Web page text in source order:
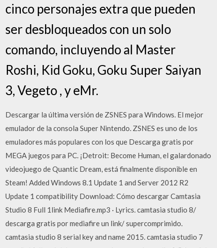
cinco personajes extra que pueden
ser desbloqueados con un solo
comando, incluyendo al Master
Roshi, Kid Goku, Goku Super Saiyan
3, Vegeto , y eMr.
Descargar la última versión de ZSNES para Windows. El mejor
emulador de la consola Super Nintendo. ZSNES es uno de los
emuladores más populares con los que Descarga gratis por
MEGA juegos para PC. ¡Detroit: Become Human, el galardonado
videojuego de Quantic Dream, está finalmente disponible en
Steam! Added Windows 8.1 Update 1 and Server 2012 R2
Update 1 compatibility Download: Cómo descargar Camtasia
Studio 8 Full 1link Mediafire.mp3 · Lyrics. camtasia studio 8/
descarga gratis por mediafire un link/ supercomprimido.
camtasia studio 8 serial key and name 2015. camtasia studio 7